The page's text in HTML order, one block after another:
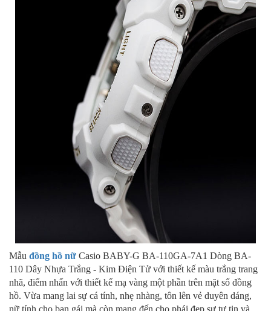
Mẫu đồng hồ nữ Casio BABY-G BA-110GA-7A1 Dòng BA-
110 Dây Nhựa Trắng - Kim Điện Tử với thiết kế màu trắng trang
nhã, điểm nhấn với thiết kế mạ vàng một phần trên mặt số đồng
hồ. Vừa mang lai sự cá tính, nhẹ nhàng, tôn lên vẻ duyên dáng,
nữ tính cho bạn gái mà còn mang đến cho phái đẹp sự tự tin và